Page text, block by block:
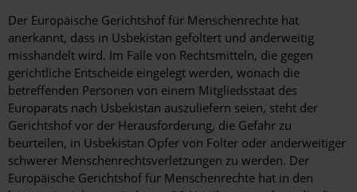
Der Europäische Gerichtshof für Menschenrechte hat
anerkannt, dass in Usbekistan gefoltert und anderweitig
misshandelt wird. Im Falle von Rechtsmitteln, die gegen
gerichtliche Entscheide eingelegt werden, wonach die
betreffenden Personen von einem Mitgliedsstaat des
Europarats nach Usbekistan auszuliefern seien, steht der
Gerichtshof vor der Herausforderung, die Gefahr zu
beurteilen, in Usbekistan Opfer von Folter oder anderweitiger
schwerer Menschenrechtsverletzungen zu werden. Der
Europäische Gerichtshof für Menschenrechte hat in den